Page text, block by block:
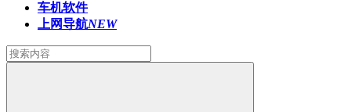
车机软件
上网导航NEW